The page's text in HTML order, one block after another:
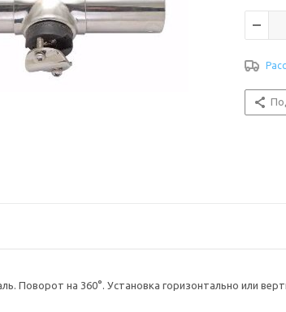
Поворот на 360°. Установка горизонтально или